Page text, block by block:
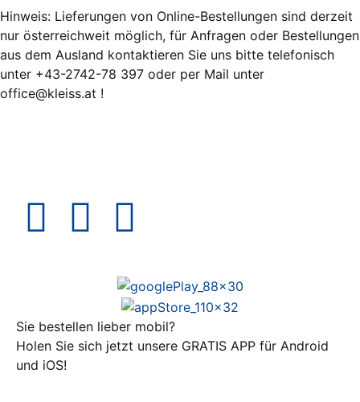
Hinweis: Lieferungen von Online-Bestellungen sind derzeit
nur österreichweit möglich, für Anfragen oder Bestellungen
aus dem Ausland kontaktieren Sie uns bitte telefonisch
unter +43-2742-78 397 oder per Mail unter
office@kleiss.at !
Sie bestellen lieber mobil?
Holen Sie sich jetzt unsere GRATIS APP für Android
und iOS!